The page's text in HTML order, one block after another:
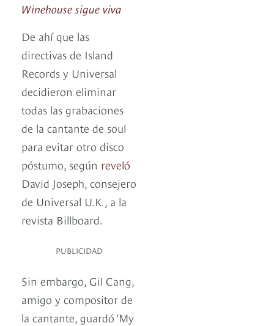
Winehouse sigue viva
De ahí que las
directivas de Island
Records y Universal
decidieron eliminar
todas las grabaciones
de la cantante de soul
para evitar otro disco
póstumo, según reveló
David Joseph, consejero
de Universal U.K., a la
revista Billboard.
PUBLICIDAD
Sin embargo, Gil Cang,
amigo y compositor de
la cantante, guardó ‘My